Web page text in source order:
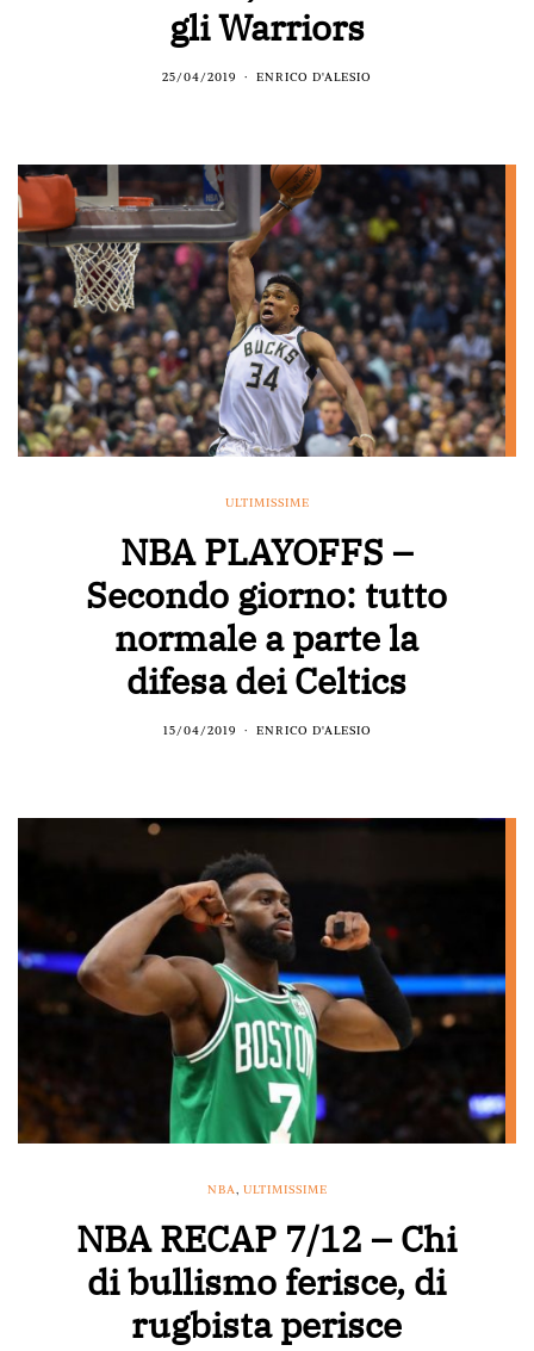
gli Warriors
25/04/2019 ENRICO D'ALESIO
ULTIMISSIME
NBA PLAYOFFS –
Secondo giorno: tutto
normale a parte la
difesa dei Celtics
15/04/2019 ENRICO D'ALESIO
NBA, ULTIMISSIME
NBA RECAP 7/12 – Chi
di bullismo ferisce, di
rugbista perisce